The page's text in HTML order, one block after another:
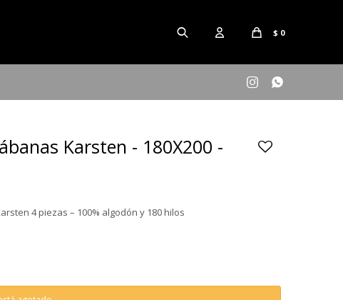
$ 0
 
Karsten - 180X200 -
4 piezas – 100% algodón y 180 hilos